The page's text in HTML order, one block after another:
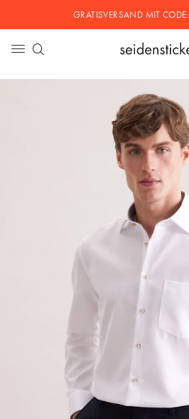
GRATISVERSAND MITCODE: